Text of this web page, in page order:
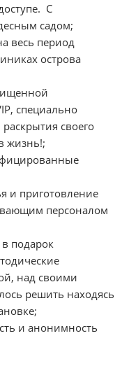
С
садом;
весь период
острова
специально
своего
жизнь!;
и приготовление
персоналом
подарок
над своими
решить находясь
и анонимность